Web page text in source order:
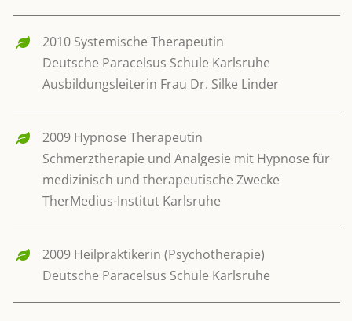
2010 Systemische Therapeutin
Deutsche Paracelsus Schule Karlsruhe
Ausbildungsleiterin Frau Dr. Silke Linder
2009 Hypnose Therapeutin
Schmerztherapie und Analgesie mit Hypnose für
medizinisch und therapeutische Zwecke
TherMedius-Institut Karlsruhe
2009 Heilpraktikerin (Psychotherapie)
Deutsche Paracelsus Schule Karlsruhe